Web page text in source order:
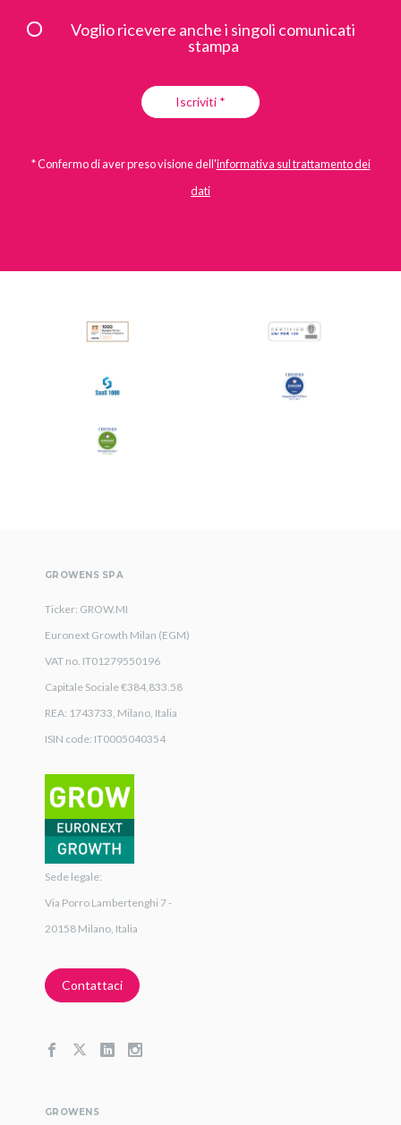
Voglio ricevere anche i singoli comunicati
stampa
Iscriviti *
* Confermo di aver preso visione dell'informativa sul trattamento dei
dati
GROWENS SPA
Ticker: GROW.MI
Euronext Growth Milan (EGM)
VAT no. IT01279550196
Capitale Sociale €384,833.58
REA: 1743733, Milano, Italia
ISIN code: IT0005040354
Sede legale:
Via Porro Lambertenghi 7 -
20158 Milano, Italia
Contattaci
GROWENS